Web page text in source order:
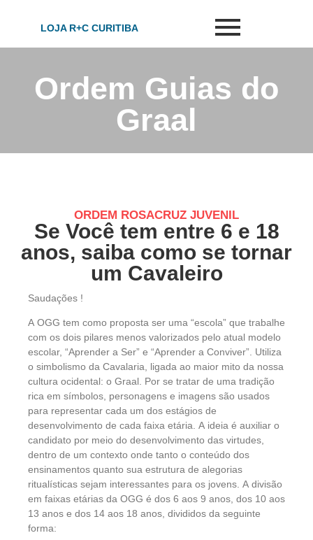
LOJA R+C CURITIBA
Ordem Guias do
Graal
ORDEM ROSACRUZ JUVENIL
Se Você tem entre 6 e 18
anos, saiba como se tornar
um Cavaleiro
Saudações !
A OGG tem como proposta ser uma “escola” que trabalhe
com os dois pilares menos valorizados pelo atual modelo
escolar, “Aprender a Ser” e “Aprender a Conviver”. Utiliza
o simbolismo da Cavalaria, ligada ao maior mito da nossa
cultura ocidental: o Graal. Por se tratar de uma tradição
rica em símbolos, personagens e imagens são usados
para representar cada um dos estágios de
desenvolvimento de cada faixa etária. A ideia é auxiliar o
candidato por meio do desenvolvimento das virtudes,
dentro de um contexto onde tanto o conteúdo dos
ensinamentos quanto sua estrutura de alegorias
ritualísticas sejam interessantes para os jovens. A divisão
em faixas etárias da OGG é dos 6 aos 9 anos, dos 10 aos
13 anos e dos 14 aos 18 anos, divididos da seguinte
forma: